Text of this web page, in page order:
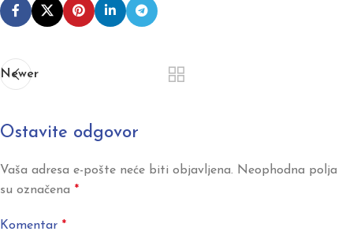
Newer
Ostavite odgovor
Vaša adresa e-pošte neće biti objavljena. Neophodna polja
su označena *
Komentar *